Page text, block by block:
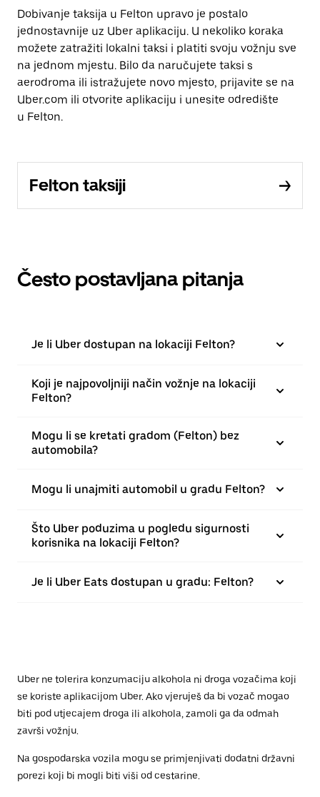
Dobivanje taksija u Felton upravo je postalo
jednostavnije uz Uber aplikaciju. U nekoliko koraka
možete zatražiti lokalni taksi i platiti svoju vožnju sve
na jednom mjestu. Bilo da naručujete taksi s
aerodroma ili istražujete novo mjesto, prijavite se na
Uber.com ili otvorite aplikaciju i unesite odredište
u Felton.
Felton taksiji
Često postavljana pitanja
Je li Uber dostupan na lokaciji Felton?
Koji je najpovoljniji način vožnje na lokaciji
Felton?
Mogu li se kretati gradom (Felton) bez
automobila?
Mogu li unajmiti automobil u gradu Felton?
Što Uber poduzima u pogledu sigurnosti
korisnika na lokaciji Felton?
Je li Uber Eats dostupan u gradu: Felton?
Uber ne tolerira konzumaciju alkohola ni droga vozačima koji
se koriste aplikacijom Uber. Ako vjeruješ da bi vozač mogao
biti pod utjecajem droga ili alkohola, zamoli ga da odmah
završi vožnju.
Na gospodarska vozila mogu se primjenjivati dodatni državni
porezi koji bi mogli biti viši od cestarine.